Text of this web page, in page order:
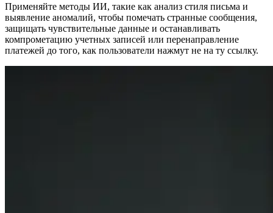
Применяйте методы ИИ, такие как анализ стиля письма и
выявление аномалий, чтобы помечать странные сообщения,
защищать чувствительные данные и останавливать
компрометацию учетных записей или перенаправление
платежей до того, как пользователи нажмут не на ту ссылку.